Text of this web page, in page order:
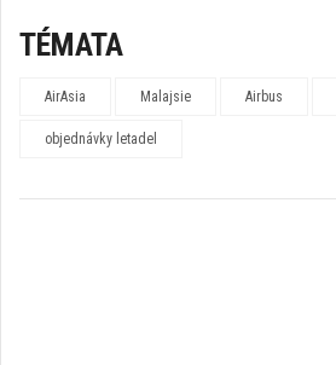
TÉMATA
AirAsia Malajsie Airbus
objednávky letadel